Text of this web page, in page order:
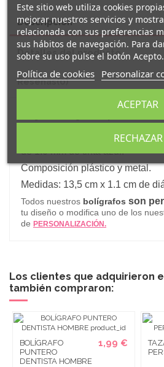
Descripción
Detalles del producto
Reseñas(0)
Bolígrafo tipo roller con clip
de 1.0 mm de tinta azul.
Composición plástico y metal.
Medidas: 13,5 cm x 1.1 cm de
Todos nuestros bolígrafos son
tu diseño o modifica uno de los
de PERSONALIZACIÓN.
Los clientes que adquirieron
también compraron:
BOLÍGRAFO
PUNTERO
DENTISTA HOMBRE
1,99 €
Este sitio web utiliza cookies
mejorar nuestros servicios y
relacionada con sus preferencias
sus hábitos de navegación. Para
sobre su uso pulse el botón Acepto.
Política de cookies Personalizar
RECHAZAR
ACEPTAR